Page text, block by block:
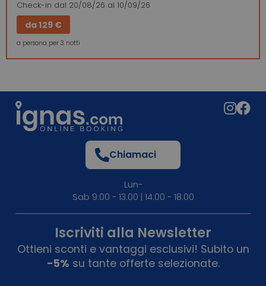
Check-in dal 20/08/26 al 10/09/26
da129 €
a persona per 3 notti
Chiamaci
Lun-
Sab 9.00 - 13.00 | 14.00 - 18.00
Iscriviti alla Newsletter
Ottieni sconti e vantaggi esclusivi! Subito un
-5% su tante offerte selezionate.